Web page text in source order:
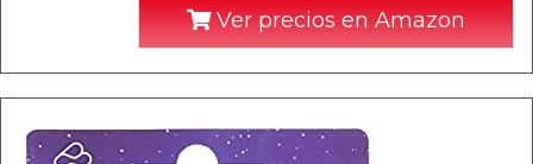
Ver precios en Amazon